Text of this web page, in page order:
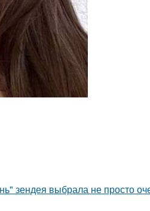
зендея выбрала не просто